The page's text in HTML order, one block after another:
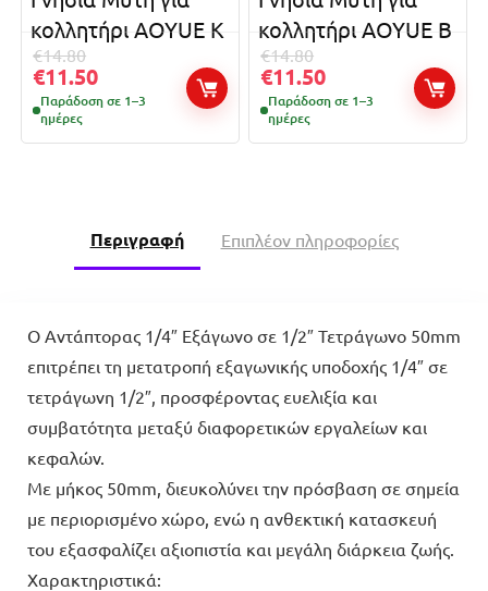
κολλητήρι AOYUE K
€14.80
€11.50
Παράδοση σε 1–3
ημέρες
κολλητήρι AOYUE B
€14.80
€11.50
Παράδοση σε 1–3
ημέρες
Περιγραφή Επιπλέον πληροφορίες
Ο Αντάπτορας 1/4″ Εξάγωνο σε 1/2″ Τετράγωνο 50mm
επιτρέπει τη μετατροπή εξαγωνικής υποδοχής 1/4″ σε
τετράγωνη 1/2″, προσφέροντας ευελιξία και
συμβατότητα μεταξύ διαφορετικών εργαλείων και
κεφαλών.
Με μήκος 50mm, διευκολύνει την πρόσβαση σε σημεία
με περιορισμένο χώρο, ενώ η ανθεκτική κατασκευή
του εξασφαλίζει αξιοπιστία και μεγάλη διάρκεια ζωής.
Χαρακτηριστικά: